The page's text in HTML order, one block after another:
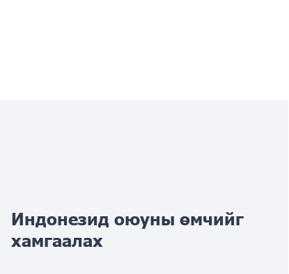
Индонезид оюуны өмчийг
хамгаалах